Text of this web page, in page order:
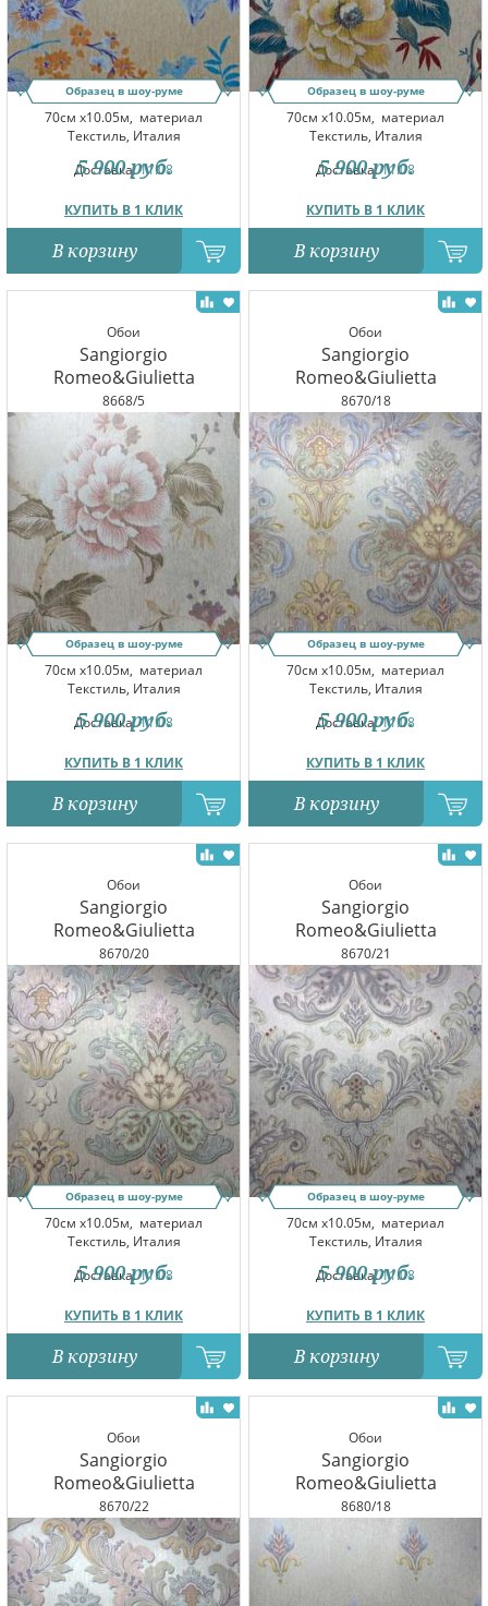
Образец в шоу-руме
70см x10.05м, материал
Текстиль, Италия
Доставка:11.08
КУПИТЬ В 1 КЛИК
5 900 руб.
В корзину
Образец в шоу-руме
70см x10.05м, материал
Текстиль, Италия
Доставка:11.08
КУПИТЬ В 1 КЛИК
5 900 руб.
В корзину
Обои
Sangiorgio
Romeo&Giulietta
8668/5
Образец в шоу-руме
70см x10.05м, материал
Текстиль, Италия
Доставка:11.08
КУПИТЬ В 1 КЛИК
5 900 руб.
В корзину
Обои
Sangiorgio
Romeo&Giulietta
8670/18
Образец в шоу-руме
70см x10.05м, материал
Текстиль, Италия
Доставка:11.08
КУПИТЬ В 1 КЛИК
5 900 руб.
В корзину
Обои
Sangiorgio
Romeo&Giulietta
8670/20
Образец в шоу-руме
70см x10.05м, материал
Текстиль, Италия
Доставка:11.08
КУПИТЬ В 1 КЛИК
5 900 руб.
В корзину
Обои
Sangiorgio
Romeo&Giulietta
8670/21
Образец в шоу-руме
70см x10.05м, материал
Текстиль, Италия
Доставка:11.08
КУПИТЬ В 1 КЛИК
5 900 руб.
В корзину
Обои
Sangiorgio
Romeo&Giulietta
8670/22
Обои
Sangiorgio
Romeo&Giulietta
8680/18